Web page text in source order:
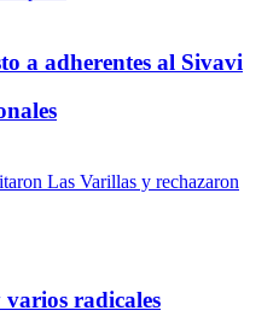
a adherentes al Sivavi
radicales